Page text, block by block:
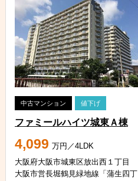
中古マンション 値下げ
ファミールハイツ城東Ａ棟
4,099 万円／4LDK
大阪府大阪市城東区放出西１丁目
大阪市営長堀鶴見緑地線「蒲生四丁